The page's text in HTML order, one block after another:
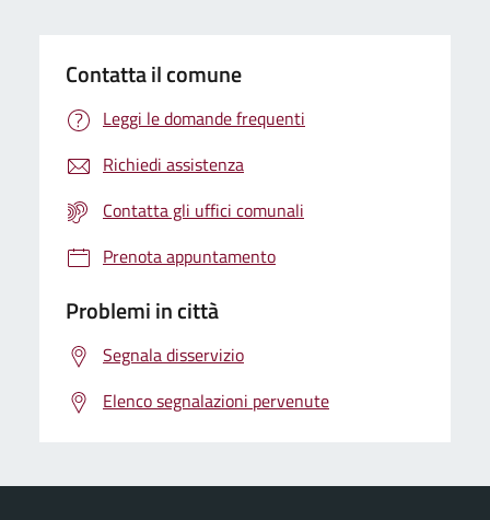
Contatta il comune
Leggi le domande frequenti
Richiedi assistenza
Contatta gli uffici comunali
Prenota appuntamento
Problemi in città
Segnala disservizio
Elenco segnalazioni pervenute